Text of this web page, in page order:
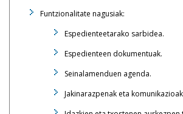
Funtzionalitate nagusiak:
Espedienteetarako sarbidea.
Espedienteen dokumentuak.
Seinalamenduen agenda.
Jakinarazpenak eta